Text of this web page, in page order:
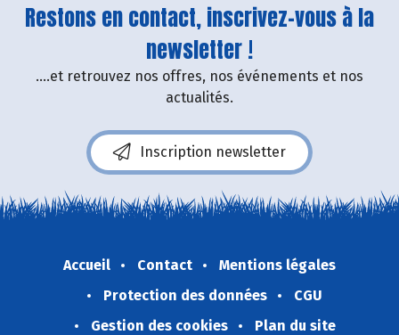
Restons en contact, inscrivez-vous à la
newsletter !
....et retrouvez nos offres, nos événements et nos
actualités.
Inscription newsletter
Accueil Contact
Mentions légales
Protection des données
CGU
Gestion des cookies
Plan du site